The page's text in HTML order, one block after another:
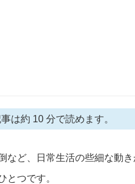
は約 10 分で読めます。
など、日常生活の些細な動き
とつです。